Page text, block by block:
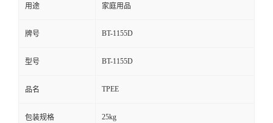
用途 家庭用品
牌号 BT-1155D
型号 BT-1155D
品名 TPEE
包装规格 25kg